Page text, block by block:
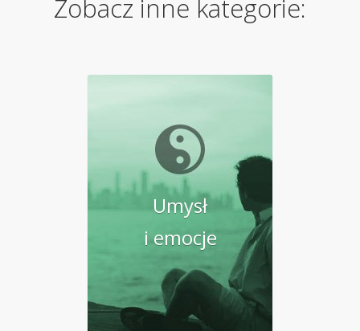
Zobacz inne kategorie:
Umysł
i emocje